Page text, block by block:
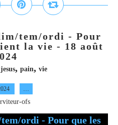
tem/ordi - Pour
la vie - 18 août
jesus, pain, vie
…
ofs